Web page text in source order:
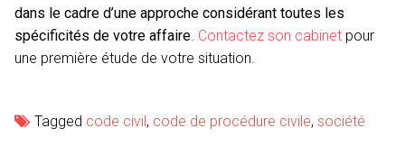
dans le cadre d’une approche considérant toutes les
spécificités de votre affaire. Contactez son cabinet pour
une première étude de votre situation.
Tagged code civil, code de procédure civile, société